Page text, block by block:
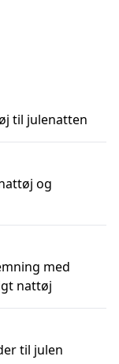
til julenatten
og
med
nattøj
til julen